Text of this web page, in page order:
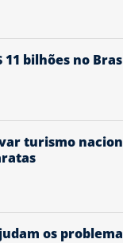
bilhões no
turismo
os